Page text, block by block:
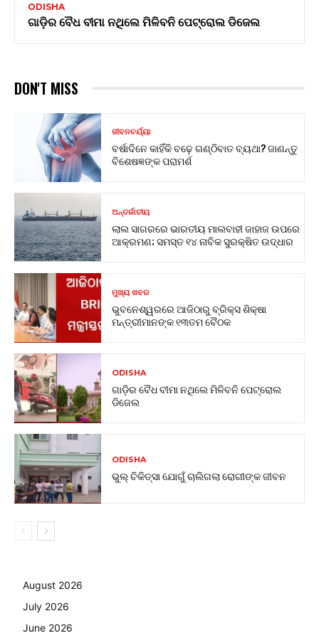
ODISHA
ଗାଡ଼ିର ବୈଧ ବୀମା ନଥିଲେ ମିଳିବନି ପେଟ୍ରୋଲ ଡିଜେଲ
DON'T MISS
ଜୀବନଚର୍ଯ୍ୟା
ବର୍ଷାଦିନେ କାହିଁକି ବଢ଼େ ଗଣ୍ଠିବାତ ବ୍ୟଥା? ଜାଣନ୍ତୁ
ବିଶେଷଜ୍ଞଙ୍କ ପରାମର୍ଶ
ଅନ୍ତର୍ଜାତୀୟ
ଲାଲ ସାଗରରେ ଭାରତୀୟ ମାଲବାହୀ ଜାହାଜ ଉପରେ
ଆକ୍ରମଣ; ସମସ୍ତ ୧୪ ନାବିକ ସୁରକ୍ଷିତ ଉଦ୍ଧାର
ମୁଖ୍ୟ ଖବର
ଭୁବନେଶ୍ୱରରେ ଆଜିଠାରୁ ବ୍ରିକ୍ସ ଶିକ୍ଷା
ମନ୍ତ୍ରୀମାନଙ୍କ ୧୩ତମ ବୈଠକ
ODISHA
ଗାଡ଼ିର ବୈଧ ବୀମା ନଥିଲେ ମିଳିବନି ପେଟ୍ରୋଲ
ଡିଜେଲ
ODISHA
ଭୁଲ୍ ଚିକିତ୍ସା ଯୋଗୁଁ ଚାଲିଗଲା ରୋଗୀଙ୍କ ଜୀବନ
August 2026
July 2026
June 2026